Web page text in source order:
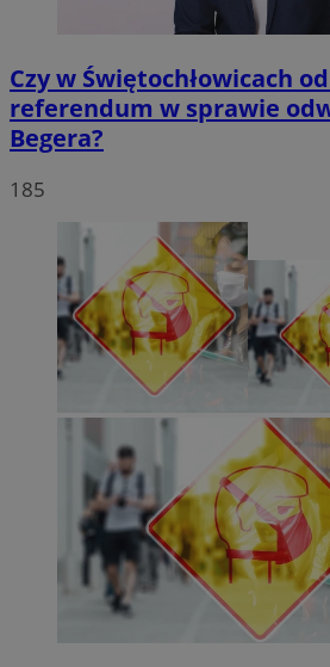
Czy w Świętochłowicach
referendum w sprawie
Begera?
185